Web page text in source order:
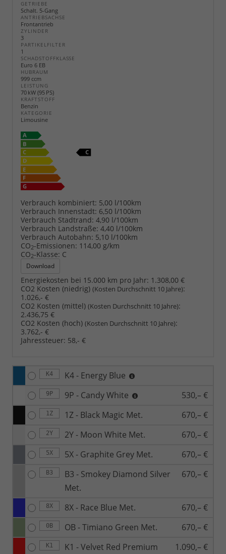
GETRIEBE
Schalt. 5-Gang
ANTRIEBSACHSE
Frontantrieb
ZYLINDER
3
PARTIKELFILTER
1
SCHADSTOFFKLASSE
Euro 6 EB
HUBRAUM
999 ccm
LEISTUNG
70 kW (95 PS)
KRAFTSTOFF
Benzin
KATEGORIE
Limousine
Verbrauch kombiniert: 5,00 l/100km
Verbrauch Innenstadt: 6,50 l/100km
Verbrauch Stadtrand: 4,90 l/100km
Verbrauch Landstraße: 4,40 l/100km
Verbrauch Autobahn: 5,10 l/100km
CO2-Emissionen: 114,00 g/km
CO2-Klasse: C
Download
Energiekosten bei 15.000 km pro Jahr: 1.308,00 €
CO2 Kosten (niedrig) (Kosten Durchschnitt 10 Jahre):
1.026,- €
CO2 Kosten (mittel) (Kosten Durchschnitt 10 Jahre):
2.436,75 €
CO2 Kosten (hoch) (Kosten Durchschnitt 10 Jahre):
3.762,- €
Jahressteuer: 58,- €
K4 K4 - Energy Blue
9P 9P - Candy White 530,– €
1Z 1Z - Black Magic Met. 670,– €
2Y 2Y - Moon White Met. 670,– €
5X 5X - Graphite Grey Met. 670,– €
B3
B3 - Smokey Diamond Silver
Met.
670,– €
8X 8X - Race Blue Met. 670,– €
0B OB - Timiano Green Met. 670,– €
K1
K1 - Velvet Red Premium
1.090,– €